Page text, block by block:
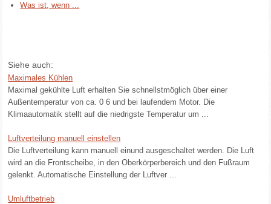
Was ist, wenn ...
Siehe auch:
Maximales Kühlen
Maximal gekühlte Luft erhalten Sie schnellstmöglich über einer
Außentemperatur von ca. 0 6 und bei laufendem Motor. Die
Klimaautomatik stellt auf die niedrigste Temperatur um ...
Luftverteilung manuell einstellen
Die Luftverteilung kann manuell einund ausgeschaltet werden. Die Luft
wird an die Frontscheibe, in den Oberkörperbereich und den Fußraum
gelenkt. Automatische Einstellung der Luftver ...
Umluftbetrieb